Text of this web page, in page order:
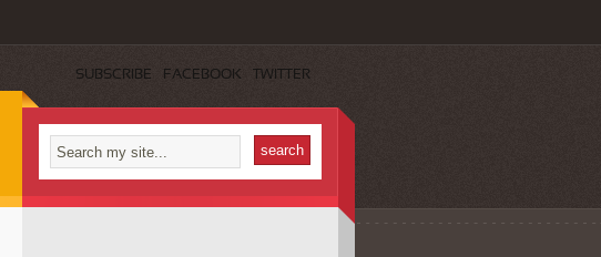
SUBSCRIBE FACEBOOK TWITTER